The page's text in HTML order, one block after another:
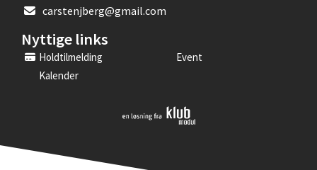
carstenjberg@gmail.com
Nyttige links
Holdtilmelding
Event
Kalender